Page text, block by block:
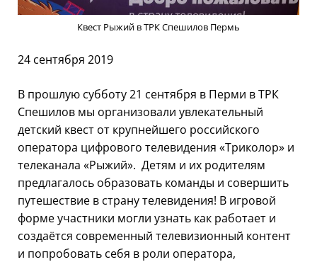
Квест Рыжий в ТРК Спешилов Пермь
24 сентября 2019
В прошлую субботу 21 сентября в Перми в ТРК
Спешилов мы организовали увлекательный
детский квест от крупнейшего российского
оператора цифрового телевидения «Триколор» и
телеканала «Рыжий». Детям и их родителям
предлагалось образовать команды и совершить
путешествие в страну телевидения! В игровой
форме участники могли узнать как работает и
создаётся современный телевизионный контент
и попробовать себя в роли оператора,